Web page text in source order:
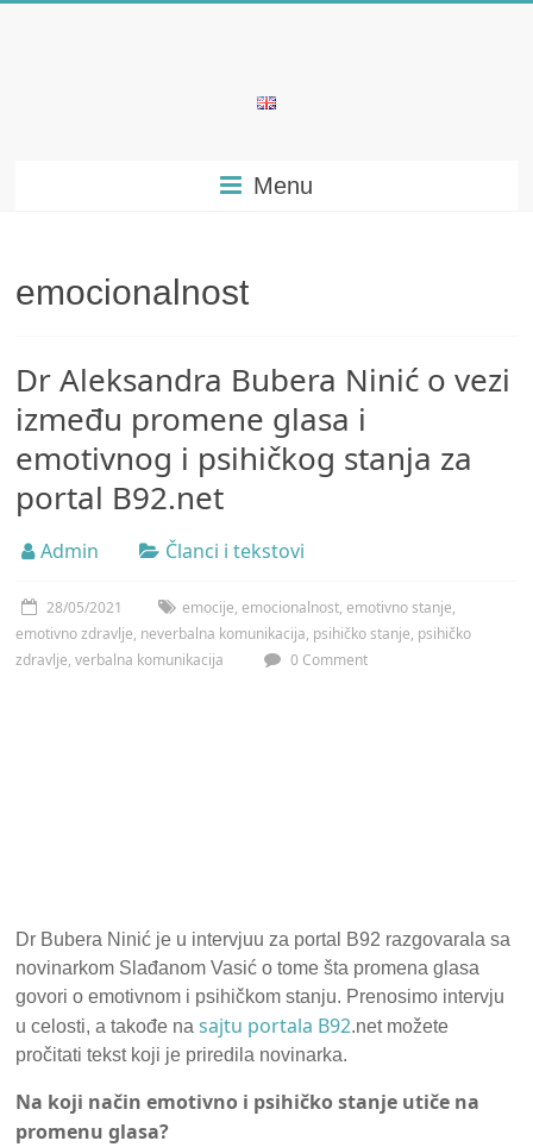
Menu
emocionalnost
Dr Aleksandra Bubera Ninić o vezi
između promene glasa i
emotivnog i psihičkog stanja za
portal B92.net
Admin Članci i tekstovi
28/05/2021 emocije,emocionalnost,emotivno stanje,
emotivno zdravlje, neverbalna komunikacija, psihičko stanje, psihičko
zdravlje,verbalna komunikacija 0 Comment
Dr Bubera Ninić je u intervjuu za portal B92 razgovarala sa
novinarkom Slađanom Vasić o tome šta promena glasa
govori o emotivnom i psihičkom stanju. Prenosimo intervju
u celosti, a takođe nasajtu portala B92.net možete
pročitati tekst koji je priredila novinarka.
Na koji način emotivno i psihičko stanje utiče na
promenu glasa?